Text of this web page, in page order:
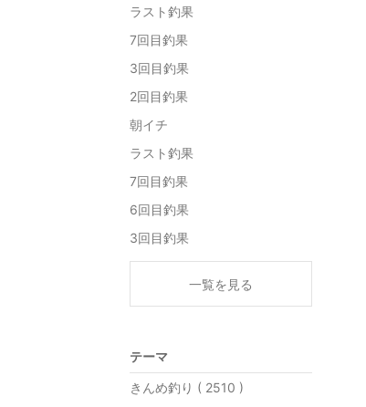
ラスト釣果
7回目釣果
3回目釣果
2回目釣果
朝イチ
ラスト釣果
7回目釣果
6回目釣果
3回目釣果
一覧を見る
テーマ
きんめ釣り ( 2510 )